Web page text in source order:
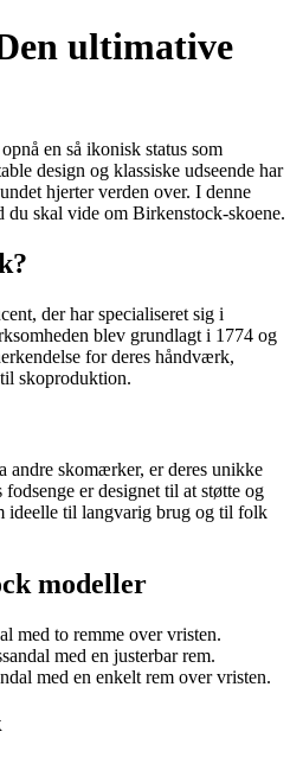
ultimative
en så ikonisk status som
design og klassiske udseende har
hjerter verden over. I denne
skal vide om Birkenstock-skoene.
der har specialiseret sig i
blev grundlagt i 1774 og
for deres håndværk,
skoproduktion.
andre skomærker, er deres unikke
er designet til at støtte og
ideelle til langvarig brug og til folk
modeller
med to remme over vristen.
med en justerbar rem.
med en enkelt rem over vristen.